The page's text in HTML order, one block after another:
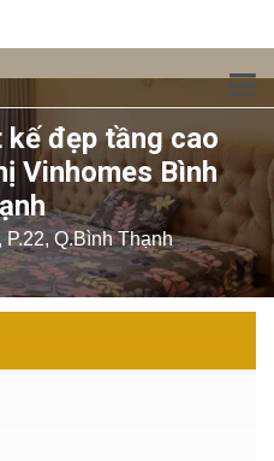
kế đẹp tầng cao
Vinhomes Bình
P.22, Q.Bình Thạnh